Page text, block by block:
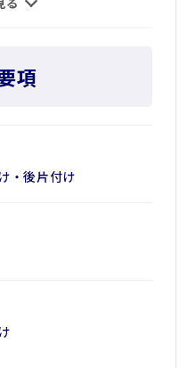
の買い物に便利☆
やすく、安心ですよ！
でのお仕事です。
があるので、
ど
で
◎
る
項
・後片付け